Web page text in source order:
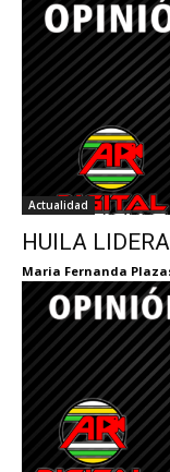
Actualidad
HUILA
Maria Fernanda